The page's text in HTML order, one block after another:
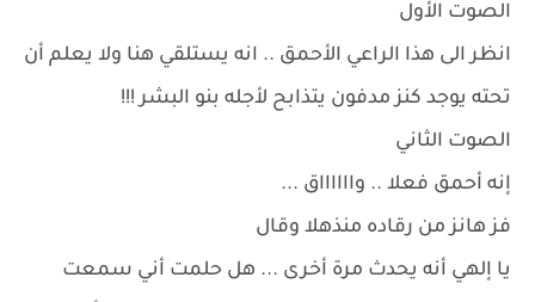
الصوت الأول
انظر الى هذا الراعي الأحمق .. انه يستلقي هنا ولا يعلم أن
تحته يوجد كنز مدفون يتذابح لأجله بنو البشر !!!
الصوت الثاني
إنه أحمق فعلا .. وااااااق ...
فز هانز من رقاده منذهلا وقال
يا إلهي أنه يحدث مرة أخرى ... هل حلمت أني سمعت